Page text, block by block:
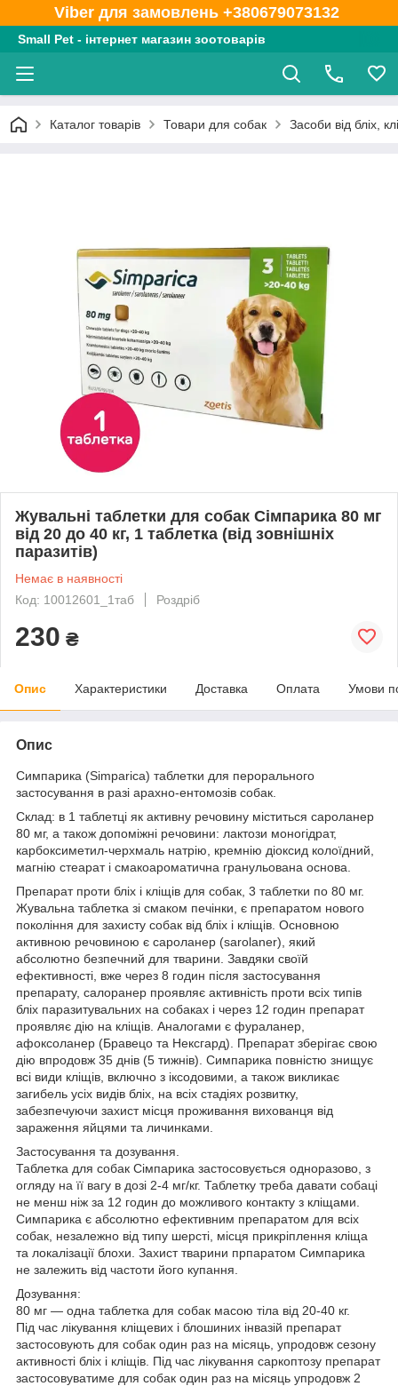
Viber для замовлень +380679073132
Small Pet - інтернет магазин зоотоварів
Каталог товарів Товари для собак Засоби від бліх,
Жувальні таблетки для собак Сімпарика 80 мг
від 20 до 40 кг, 1 таблетка (від зовнішніх
паразитів)
Немає в наявності
Код: 10012601_1таб
Роздріб
230 ₴
Опис Характеристики Доставка Оплата Умови
Опис
Симпарика (Simparica) таблетки для перорального
застосування в разі арахно-ентомозів собак.
Склад: в 1 таблетці як активну речовину міститься сароланер
80 мг, а також допоміжні речовини: лактози моногідрат,
карбоксиметил-черхмаль натрію, кремнію діоксид колоїдний,
магнію стеарат і смакоароматична гранульована основа.
Препарат проти бліх і кліщів для собак, 3 таблетки по 80 мг.
Жувальна таблетка зі смаком печінки, є препаратом нового
покоління для захисту собак від бліх і кліщів. Основною
активною речовиною є сароланер (sarolaner), який
абсолютно безпечний для тварини. Завдяки своїй
ефективності, вже через 8 годин після застосування
препарату, салоранер проявляє активність проти всіх типів
бліх паразитувальних на собаках і через 12 годин препарат
проявляє дію на кліщів. Аналогами є фураланер,
афоксоланер (Бравецо та Нексгард). Препарат зберігає свою
дію впродовж 35 днів (5 тижнів). Симпарика повністю знищує
всі види кліщів, включно з іксодовими, а також викликає
загибель усіх видів бліх, на всіх стадіях розвитку,
забезпечуючи захист місця проживання вихованця від
зараження яйцями та личинками.
Застосування та дозування.
Таблетка для собак Сімпарика застосовується одноразово, з
огляду на її вагу в дозі 2-4 мг/кг. Таблетку треба давати собаці
не менш ніж за 12 годин до можливого контакту з кліщами.
Симпарика є абсолютно ефективним препаратом для всіх
собак, незалежно від типу шерсті, місця прикріплення кліща
та локалізації блохи. Захист тварини прпаратом Симпарика
не залежить від частоти його купання.
Дозування:
80 мг — одна таблетка для собак масою тіла від 20-40 кг.
Під час лікування кліщевих і блошиних інвазій препарат
застосовують для собак один раз на місяць, упродовж сезону
активності бліх і кліщів. Під час лікування саркоптозу препарат
застосовуватиме для собак один раз на місяць упродовж 2